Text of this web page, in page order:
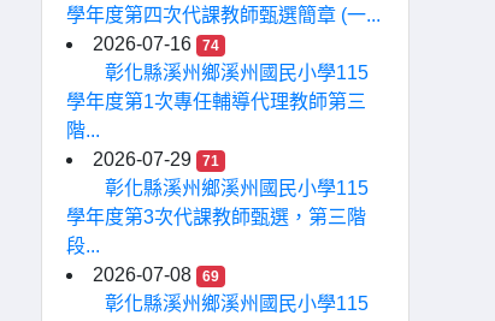
學年度第四次代課教師甄選簡章 (一...
2026-07-16
74
彰化縣溪州鄉溪州國民小學115
學年度第1次專任輔導代理教師第三
階...
2026-07-29
71
彰化縣溪州鄉溪州國民小學115
學年度第3次代課教師甄選，第三階
段...
2026-07-08
69
彰化縣溪州鄉溪州國民小學115